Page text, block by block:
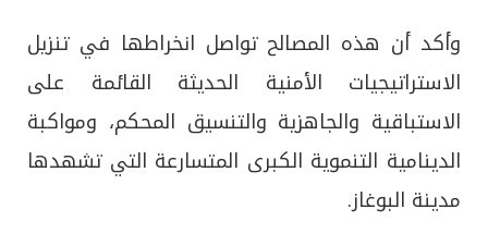
وأكد أن هذه المصالح تواصل انخراطها في تنزيل
الاستراتيجيات الأمنية الحديثة القائمة على
الاستباقية والجاهزية والتنسيق المحكم، ومواكبة
الدينامية التنموية الكبرى المتسارعة التي تشهدها
مدينة البوغاز.